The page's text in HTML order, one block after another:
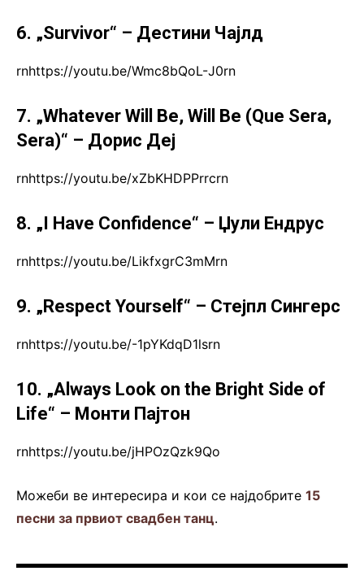
6. „Survivor“ – Дестини Чајлд
rnhttps://youtu.be/Wmc8bQoL-J0rn
7. „Whatever Will Be, Will Be (Que Sera,
Sera)“ – Дорис Деј
rnhttps://youtu.be/xZbKHDPPrrcrn
8. „I Have Confidence“ – Џули Ендрус
rnhttps://youtu.be/LikfxgrC3mMrn
9. „Respect Yourself“ – Стејпл Сингерс
rnhttps://youtu.be/-1pYKdqD1lsrn
10. „Always Look on the Bright Side of
Life“ – Монти Пајтон
rnhttps://youtu.be/jHPOzQzk9Qo
Можеби ве интересира и кои се најдобрите 15
песни за првиот свадбен танц.